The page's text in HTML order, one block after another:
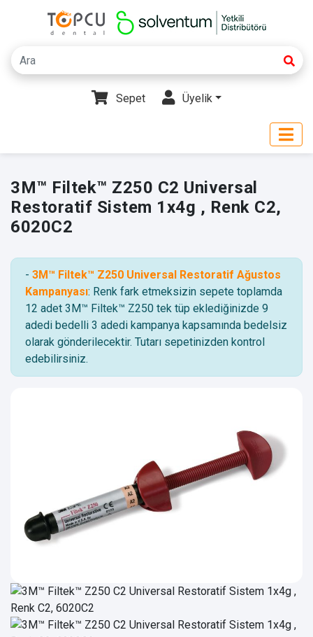
Sepet Üyelik
3M™ Filtek™ Z250 C2 Universal
Restoratif Sistem 1x4g , Renk C2,
6020C2
- 3M™ Filtek™ Z250 Universal Restoratif Ağustos
Kampanyası: Renk fark etmeksizin sepete toplamda
12 adet 3M™ Filtek™ Z250 tek tüp eklediğinizde 9
adedi bedelli 3 adedi kampanya kapsamında bedelsiz
olarak gönderilecektir. Tutarı sepetinizden kontrol
edebilirsiniz.